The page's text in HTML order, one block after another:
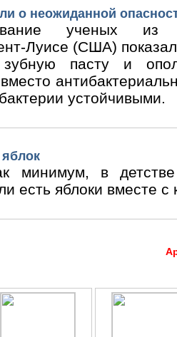
о неожиданной
ученых из
Луисе (США)
пасту и
устойчивыми.
минимум, в
есть яблоки вместе с